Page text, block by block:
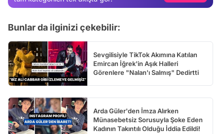
Bunlar da ilginizi çekebilir:
Sevgilisiyle TikTok Akımına Katılan
Emircan İğrek'in Aşık Halleri
Görenlere "Nalan'ı Salmış" Dedirtti
Arda Güler'den İmza Alırken
Münasebetsiz Sorusuyla Şoke Eden
Kadının Takıntılı Olduğu İddia Edildi!